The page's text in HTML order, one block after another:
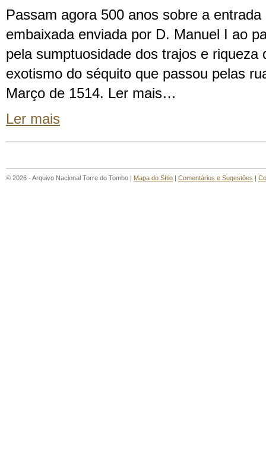
Passam agora 500 anos sobre a
embaixada enviada por D. Manuel I ao
pela sumptuosidade dos trajos e riqueza
exotismo do séquito que passou pelas
Março de 1514. Ler mais…
Ler mais
© 2026 - Arquivo Nacional Torre do Tombo | Mapa do Sítio | Comentários e Sugestões |